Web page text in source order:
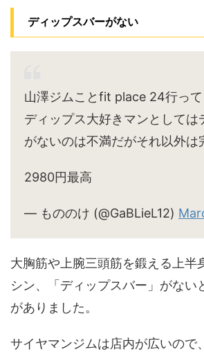
ディップスバーがない
山澤ジムことfit place 24行って
ディップス大好きマンとしては
がないのは不満だがそれ以外は
2980円最高
— もののけ (@GaBLieL12)
大胸筋や上腕三頭筋を鍛える上半
シン、「ディップスバー」がない
がありました。
サイヤマンジムは店内が広いので